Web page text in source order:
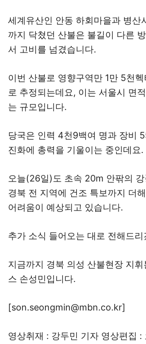
세계유산인 안동 하회마을과 병산
까지 닥쳤던 산불은 불길이 다른
서 고비를 넘겼습니다.
이번 산불로 영향구역만 1만 5천
로 추정되는데요, 이는 서울시 면
는 규모입니다.
당국은 인력 4천9백여 명과 장비
진화에 총력을 기울이는 중인데요.
오늘(26일)도 초속 20m 안팎의
경북 전 지역에 건조 특보까지 더
어려움이 예상되고 있습니다.
추가 소식 들어오는 대로 전해드리
지금까지 경북 의성 산불현장 지
스 손성민입니다.
[son.seongmin@mbn.co.kr]
영상취재 : 강두민 기자 영상편집 :